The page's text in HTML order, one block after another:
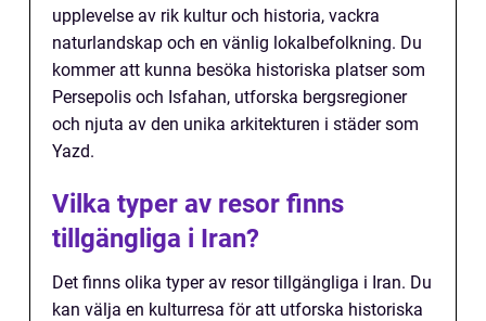
upplevelse av rik kultur och historia, vackra
naturlandskap och en vänlig lokalbefolkning. Du
kommer att kunna besöka historiska platser som
Persepolis och Isfahan, utforska bergsregioner
och njuta av den unika arkitekturen i städer som
Yazd.
Vilka typer av resor finns
tillgängliga i Iran?
Det finns olika typer av resor tillgängliga i Iran. Du
kan välja en kulturresa för att utforska historiska